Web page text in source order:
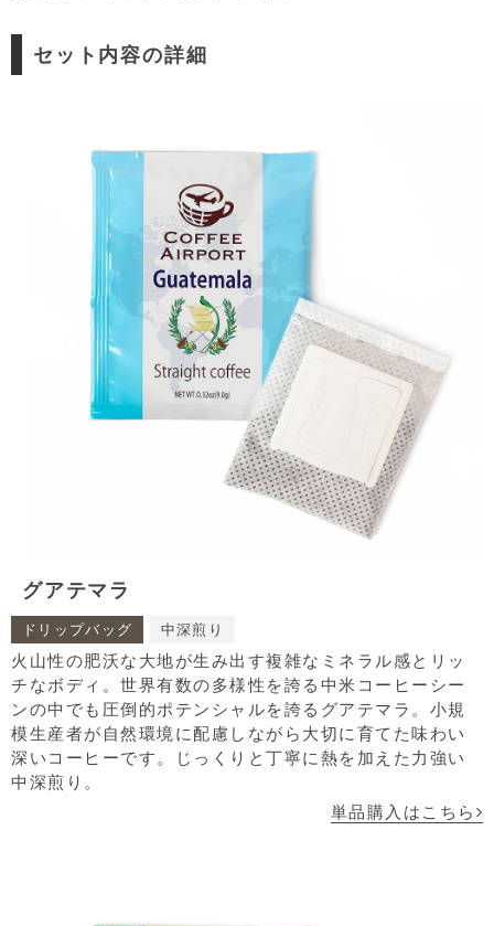
セット内容の詳細
グアテマラ
ドリップバッグ 中深煎り
火山性の肥沃な大地が生み出す複雑なミネラル感とリッ
チなボディ。世界有数の多様性を誇る中米コーヒーシー
ンの中でも圧倒的ポテンシャルを誇るグアテマラ。小規
模生産者が自然環境に配慮しながら大切に育てた味わい
深いコーヒーです。じっくりと丁寧に熱を加えた力強い
中深煎り。
単品購入はこちら